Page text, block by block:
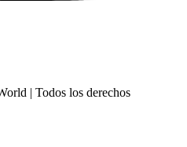
| Todos los derechos